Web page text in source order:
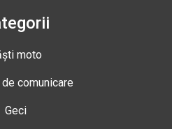
moto
comunicare
Geci